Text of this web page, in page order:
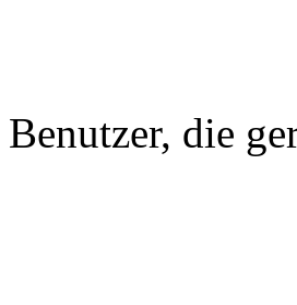
Benutzer, die